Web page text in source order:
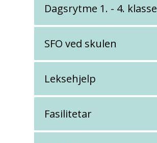
Dagsrytme 1. - 4. klasse
SFO ved skulen
Leksehjelp
Fasilitetar